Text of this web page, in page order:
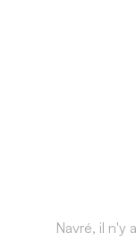
Navré, il n'y